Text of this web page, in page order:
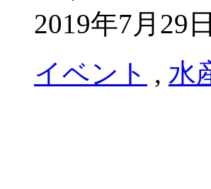
2019年7月29日
イベント , 水